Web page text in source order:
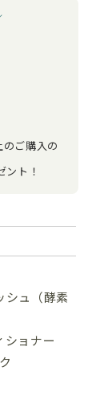
ご購入の
ント！
シュ（酵素
ショナー